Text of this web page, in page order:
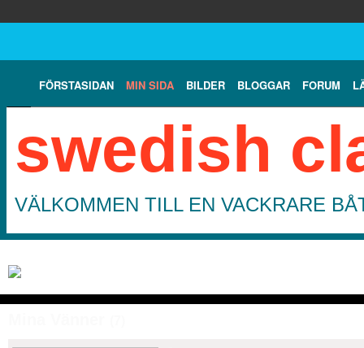
FÖRSTASIDAN MIN SIDA BILDER BLOGGAR FORUM
swedish
VÄLKOMMEN TILL EN VACKRARE